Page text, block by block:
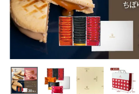
GIFT ギフトシーンから探す
ご利用ガイド
プライバシーポリシー
特定商取引法について